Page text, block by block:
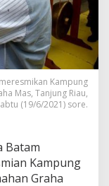
Kampung
Mas, Tanjung Riau,
(19/6/2021) sore.
Batam
Kampung
Graha